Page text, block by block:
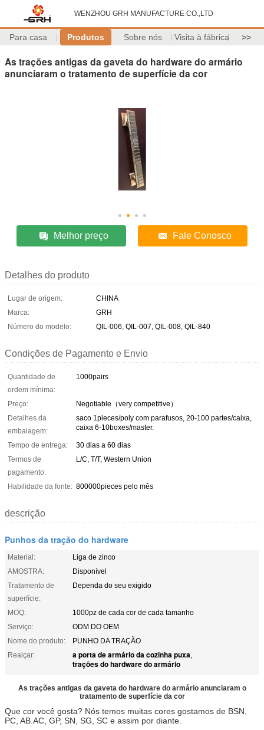
WENZHOU GRH MANUFACTURE CO.,LTD
Para casa Produtos Sobre nós Visita à fábrica >>
As trações antigas da gaveta do hardware do armário
anunciaram o tratamento de superfície da cor
Melhor preço Fale Conosco
Detalhes do produto
Lugar de origem:
CHINA
Marca:
GRH
Número do modelo:
QIL-006, QIL-007, QIL-008, QIL-840
Condições de Pagamento e Envio
Quantidade de
ordem mínima:
1000pairs
Preço:
Negotiable（very competitive）
Detalhes da
embalagem:
saco 1pieces/poly com parafusos, 20-100 partes/caixa,
caixa 6-10boxes/master.
Tempo de entrega:
30 dias a 60 dias
Termos de
pagamento:
L/C, T/T, Western Union
Habilidade da fonte: 800000pieces pelo mês
descrição
Punhos da tração do hardware
Material:
Liga de zinco
AMOSTRA:
Disponível
Tratamento de
superfície:
Dependa do seu exigido
MOQ:
1000pz de cada cor de cada tamanho
Serviço:
ODM DO OEM
Nome do produto:
PUNHO DA TRAÇÃO
Realçar:
a porta de armário da cozinha puxa,
trações do hardware do armário
As trações antigas da gaveta do hardware do armário anunciaram o
tratamento de superfície da cor
Que cor você gosta? Nós temos muitas cores gostamos de BSN,
PC, AB.AC, GP, SN, SG, SC e assim por diante.